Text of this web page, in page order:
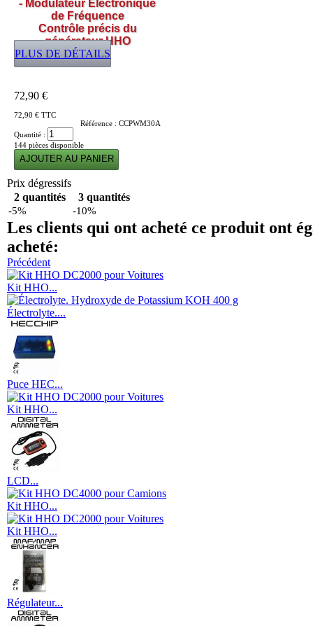
- Modulateur Électronique
de Fréquence
Contrôle précis du
générateur HHO
PLUS DE DÉTAILS
72,90 €
72,90 € TTC
Référence : CCPWM30A
Quantité :
144 pièces disponible
Prix dégressifs
2 quantités
3 quantités
-5% -10%
Les clients qui ont acheté ce produit ont
acheté:
Précédent
Kit HHO...
Électrolyte....
Puce HEC...
Kit HHO...
LCD...
Kit HHO...
Kit HHO...
Régulateur...